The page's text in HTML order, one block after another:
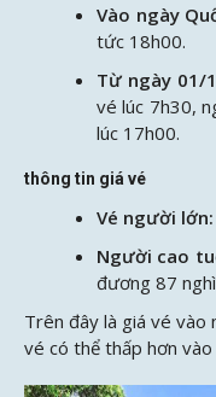
Vào ngày
tức 18h00.
Từ ngày 01/
vé lúc 7h30,
lúc 17h00.
thông tin giá vé
Vé người lớn:
Người cao
đương 87
Trên đây là giá vé vào
vé có thể thấp hơn vào